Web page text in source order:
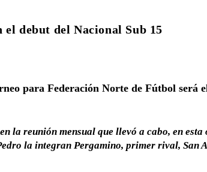
el debut del Nacional Sub 15
para Federación Norte de Fútbol será
la reunión mensual que llevó a cabo, en
la integran Pergamino, primer rival, San